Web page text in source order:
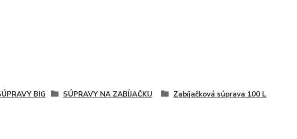
BIG
SÚPRAVY NA ZABÍJAČKU Zabíjačková súprava 100 L